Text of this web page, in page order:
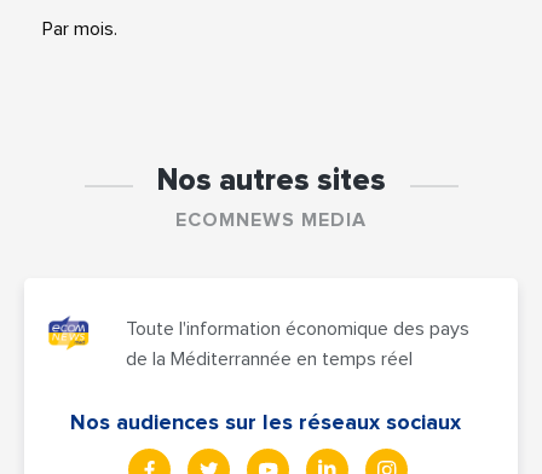
Par mois.
Nos autres sites
ECOMNEWS MEDIA
Toute l'information économique des pays
de la Méditerrannée en temps réel
Nos audiences sur les réseaux sociaux